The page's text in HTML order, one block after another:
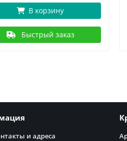
В корзину
Быстрый заказ
и адреса